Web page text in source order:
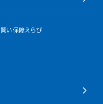
賢い保障えらび